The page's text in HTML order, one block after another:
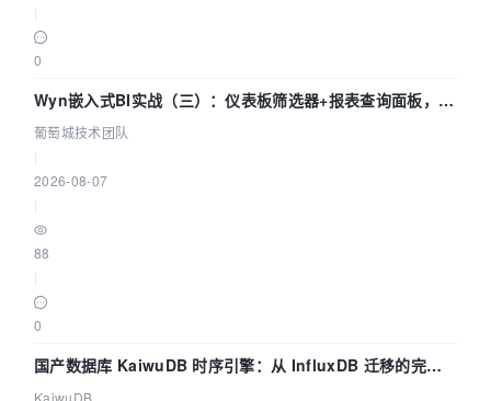
0
Wyn嵌入式BI实战（三）：仪表板筛选器+报表查询面板，参
数联动全闭环
葡萄城技术团队
2026-08-07
88
0
国产数据库 KaiwuDB 时序引擎：从 InfluxDB 迁移的完整
技术路径
KaiwuDB